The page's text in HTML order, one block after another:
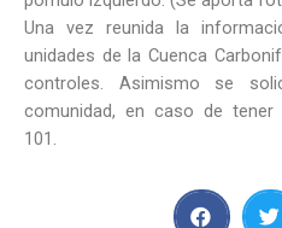
Una vez reunida la
unidades de la Cuenca
controles. Asimismo se
comunidad, en caso de
101.